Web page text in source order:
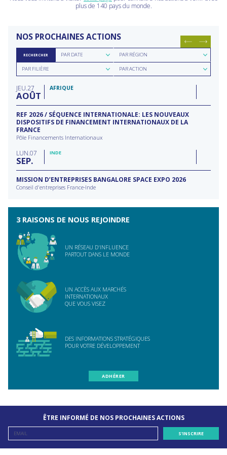
plus de 140 pays du monde.
NOS PROCHAINES ACTIONS
RECHERCHER
Rechercher
parPAR DATE
Rechercher
par
région
PAR RÉGION
Rechercher
parPAR FILIÈRE
Rechercher
parPAR ACTION
JEU 27
AOÛT
AFRIQUE
REF 2026 / SÉQUENCE INTERNATIONALE: LES NOUVEAUX
DISPOSITIFS DE FINANCEMENT INTERNATIONAUX DE LA
FRANCE
Pôle Financements Internationaux
LUN 07
SEP
INDE
MISSION D’ENTREPRISES BANGALORE SPACE EXPO 2026
Conseil d'entreprises France-Inde
3 RAISONS DE NOUS REJOINDRE
UN RÉSEAU D'INFLUENCE
PARTOUT DANS LE MONDE
UN ACCÈS AUX MARCHÉS
INTERNATIONAUX
QUE VOUS VISEZ
DES INFORMATIONS STRATÉGIQUES
POUR VOTRE DÉVELOPPEMENT
ADHÉRER
ÊTRE INFORMÉ DE NOS PROCHAINES ACTIONS